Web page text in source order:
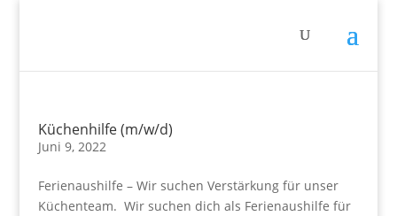
Küchenhilfe (m/w/d)
Juni 9, 2022
Ferienaushilfe – Wir suchen Verstärkung für unser
Küchenteam. Wir suchen dich als Ferienaushilfe für